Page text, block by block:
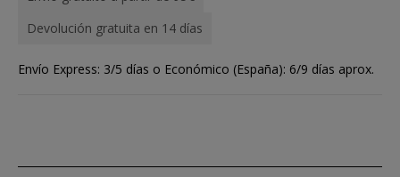
Devolución gratuita en 14 días
Envío Express: 3/5 días o Económico (España): 6/9 días aprox.